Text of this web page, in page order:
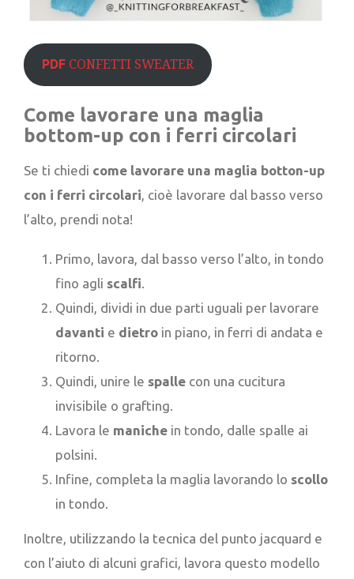
PDF CONFETTI SWEATER
Come lavorare una maglia
bottom-up con i ferri circolari
Se ti chiedi come lavorare una maglia botton-up
con i ferri circolari , cioè lavorare dal basso verso
l’alto, prendi nota!
Primo, lavora, dal basso verso l’alto, in tondo
fino agli scalfi.
Quindi, dividi in due parti uguali per lavorare
davanti e dietro in piano, in ferri di andata e
ritorno.
Quindi, unire le spalle con una cucitura
invisibile o grafting.
Lavora le maniche in tondo, dalle spalle ai
polsini.
Infine, completa la maglia lavorando lo scollo
in tondo.
Inoltre, utilizzando la tecnica del punto jacquard e
con l’aiuto di alcuni grafici, lavora questo modello